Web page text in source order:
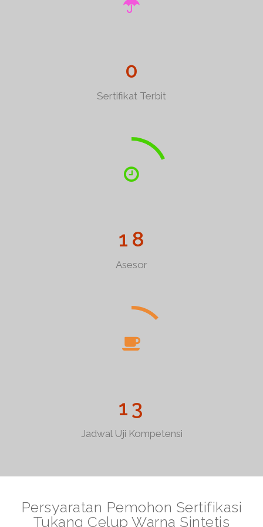
0
Sertifikat Terbit
1 8
Asesor
13
Jadwal Uji Kompetensi
Persyaratan Pemohon Sertifikasi
Tukang Celup Warna Sintetis